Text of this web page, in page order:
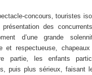
concours, touristes
présentation des
d’une grande
et respectueuse,
partie, les enfants
puis plus sérieux, faisant